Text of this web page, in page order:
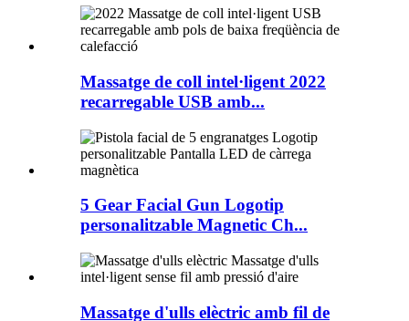
Massatge de coll intel·ligent 2022
recarregable USB amb...
5 Gear Facial Gun Logotip
personalitzable Magnetic Ch...
Massatge d'ulls elèctric amb fil de